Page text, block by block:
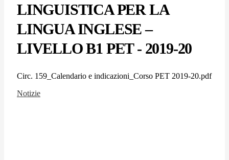
LINGUISTICA PER LA
LINGUA INGLESE –
LIVELLO B1 PET - 2019-20
Circ. 159_Calendario e indicazioni_Corso PET 2019-20.pdf
Notizie